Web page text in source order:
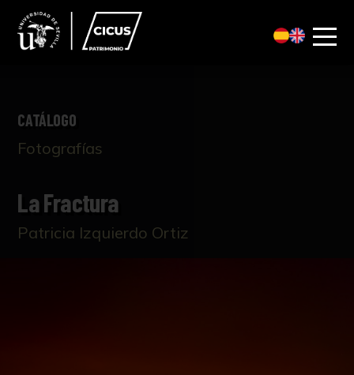
CATÁLOGO
Fotografías
La Fractura
Patricia Izquierdo Ortiz